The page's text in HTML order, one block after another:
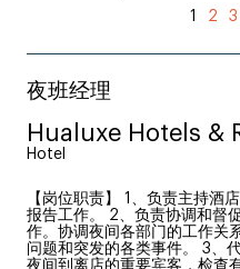
1
2 3
夜班经理
Hualuxe Hotels &
Hotel
【岗位职责】 1、负责主持酒
报告工作。 2、负责协调和督
作。协调夜间各部门的工作关
问题和突发的各类事件。 3、
夜间到离店的重要宾客，检查